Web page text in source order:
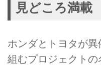
見どころ満載
ホンダとトヨタが
組むプロジェクトの